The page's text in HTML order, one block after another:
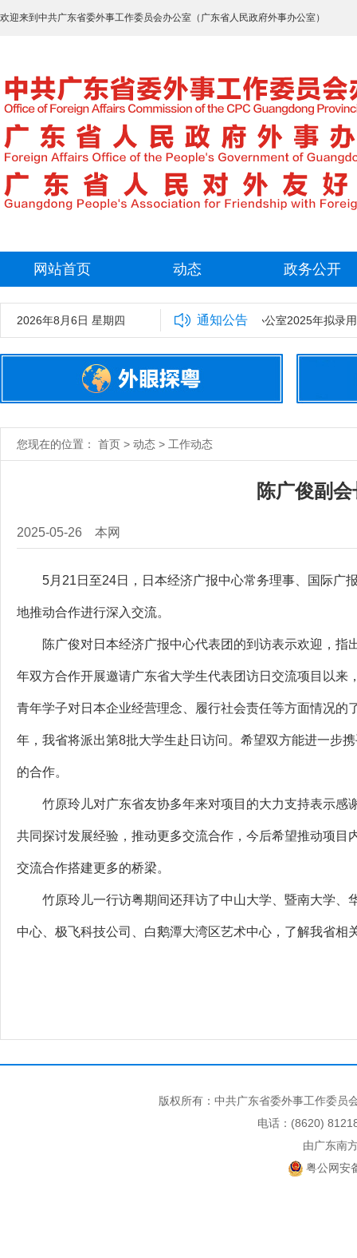
欢迎来到中共广东省委外事工作委员会办公室（广东省人民政府外事办公室）
网站首页 动态 政务公开
2026年8月6日 星期四 通知公告
中共广东省委外事工作委员会办公室2025年拟录用
您现在的位置： 首页 > 动态 > 工作动态
陈广俊副
2025-05-26 本网
5月21日至24日，日本经济广报中心常务理事、国际广
地推动合作进行深入交流。
陈广俊对日本经济广报中心代表团的到访表示欢迎，指
年双方合作开展邀请广东省大学生代表团访日交流项目以
青年学子对日本企业经营理念、履行社会责任等方面情况
年，我省将派出第8批大学生赴日访问。希望双方能进一步
的合作。
竹原玲儿对广东省友协多年来对项目的大力支持表示感
共同探讨发展经验，推动更多交流合作，今后希望推动项
交流合作搭建更多的桥梁。
竹原玲儿一行访粤期间还拜访了中山大学、暨南大学、
中心、极飞科技公司、白鹅潭大湾区艺术中心，了解我省相
版权所有：中共广东省委外事工作委
电话：(8620)
由广东南
粤公网安